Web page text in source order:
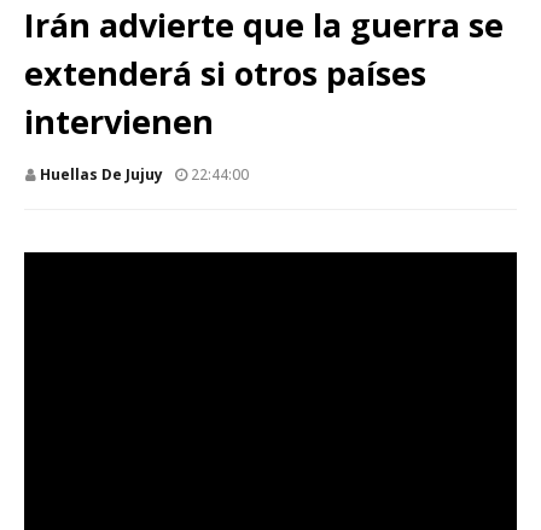
Irán advierte que la guerra se
extenderá si otros países
intervienen
Huellas De Jujuy 22:44:00